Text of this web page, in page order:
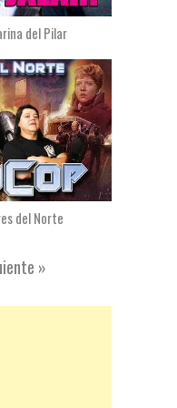
del Pilar
del Norte
»